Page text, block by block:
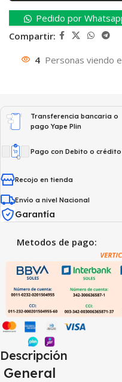
Pedido por
Compartir:
4 Personas viendo
Transferencia bancaria o
pago Yape Plin
Pago con Debito o crédito
Recojo en tienda
Envío a nivel Nacional
Garantía
Metodos de pago:
Descripción
General